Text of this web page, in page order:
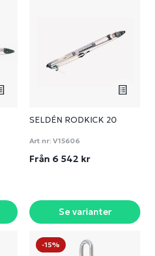
SELDÉN RODKICK 20
Art nr: V15606
Från 6 542 kr
Se varianter
-15%